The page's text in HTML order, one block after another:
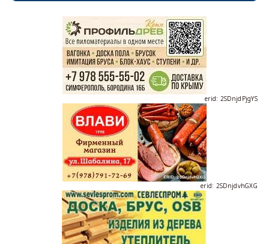
erid: 2SDnjdPjgYS
erid: 2SDnjdvhGXG